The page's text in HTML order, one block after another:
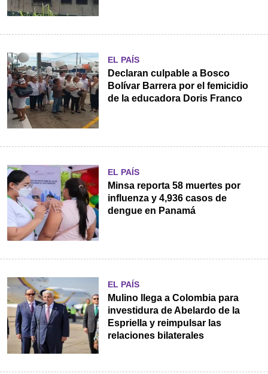
EL PAÍS
Declaran culpable a Bosco
Bolívar Barrera por el femicidio
de la educadora Doris Franco
EL PAÍS
Minsa reporta 58 muertes por
influenza y 4,936 casos de
dengue en Panamá
EL PAÍS
Mulino llega a Colombia para
investidura de Abelardo de la
Espriella y reimpulsar las
relaciones bilaterales